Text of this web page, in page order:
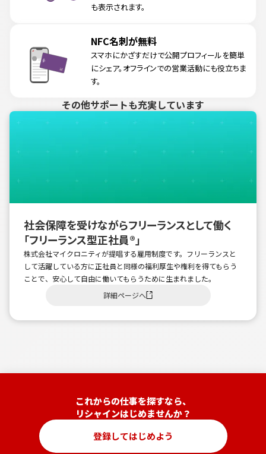
も表示されます。
NFC名刺が無料
スマホにかざすだけで公開プロフィールを簡単
にシェア。オフラインでの営業活動にも役立ちま
す。
その他サポートも充実しています
社会保障を受けながらフリーランスとして働く
「フリーランス型正社員®」
株式会社マイクロニティが提唱する雇用制度です。フリーランスと
して活躍している方に正社員と同様の福利厚生や権利を得てもらう
ことで、安心して自由に働いてもらうために生まれました。
詳細ページへ
これからの仕事を探すなら、
リシャインはじめませんか？
登録してはじめよう